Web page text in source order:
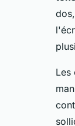
Les